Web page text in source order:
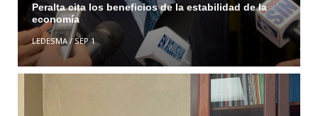
Peralta cita los beneficios de la estabilidad de la
economía
LEDESMA/SEP 1